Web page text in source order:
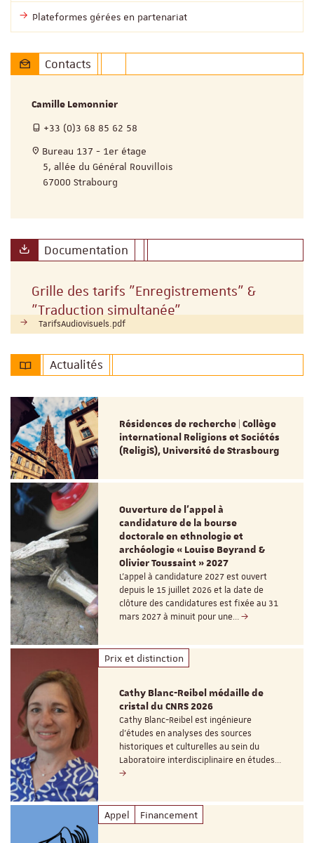
Plateformes gérées en partenariat
Contacts
Camille Lemonnier
+33 (0)3 68 85 62 58
Bureau 137 - 1er étage
5, allée du Général Rouvillois
67000 Strabourg
Documentation
Grille des tarifs "Enregistrements" &
"Traduction simultanée"
Nom du fichier :
TarifsAudiovisuels.pdf
Actualités
Résidences de recherche | Collège
international Religions et Sociétés
(ReligiS), Université de Strasbourg
Ouverture de l'appel à
candidature de la bourse
doctorale en ethnologie et
archéologie « Louise Beyrand &
Olivier Toussaint » 2027
L’appel à candidature 2027 est ouvert
depuis le 15 juillet 2026 et la date de
clôture des candidatures est fixée au 31
mars 2027 à minuit pour une…
Prix et distinction
Cathy Blanc-Reibel médaille de
cristal du CNRS 2026
Cathy Blanc-Reibel est ingénieure
d’études en analyses des sources
historiques et culturelles au sein du
Laboratoire interdisciplinaire en études…
Appel Financement